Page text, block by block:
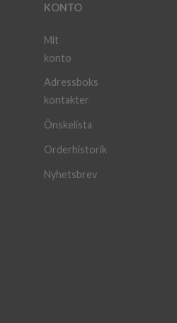
KONTO
Mit
konto
Adressboks
kontakter
Önskelista
Orderhistorik
Nyhetsbrev